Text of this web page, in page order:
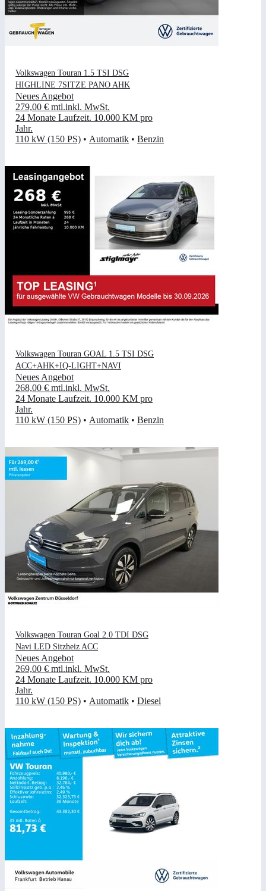
Volkswagen Touran 1.5 TSI DSG
HIGHLINE 7SITZE PANO AHK
Neues Angebot
279,00 € mtl.inkl. MwSt.
24 Monate Laufzeit. 10.000 KM pro
Jahr.
110 kW (150 PS) • Automatik • Benzin
Volkswagen Touran GOAL 1.5 TSI DSG
ACC+AHK+IQ-LIGHT+NAVI
Neues Angebot
268,00 € mtl.inkl. MwSt.
24 Monate Laufzeit. 10.000 KM pro
Jahr.
110 kW (150 PS) • Automatik • Benzin
Volkswagen Touran Goal 2.0 TDI DSG
Navi LED Sitzheiz ACC
Neues Angebot
269,00 € mtl.inkl. MwSt.
24 Monate Laufzeit. 10.000 KM pro
Jahr.
110 kW (150 PS) • Automatik • Diesel